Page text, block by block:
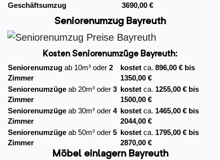
Geschäftsumzug
3690,00 €
Seniorenumzug Bayreuth
Kosten Seniorenumzüge Bayreuth:
Seniorenumzug ab 10m³ oder 2
Zimmer
kostet ca. 896,00 € bis
1350,00 €
Seniorenumzüge ab 20m³ oder 3
Zimmer
kostet ca. 1255,00 € bis
1500,00 €
Seniorenumzüge ab 30m³ oder 4
Zimmer
kostet ca. 1465,00 € bis
2044,00 €
Seniorenumzüge ab 50m³ oder 5
Zimmer
kostet ca. 1795,00 € bis
2870,00 €
Möbel einlagern Bayreuth